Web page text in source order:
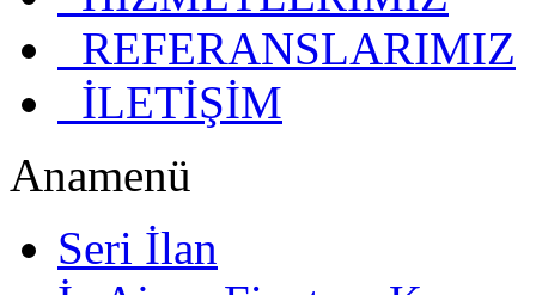
REFERANSLARIMIZ
İLETİŞİM
Anamenü
Seri İlan